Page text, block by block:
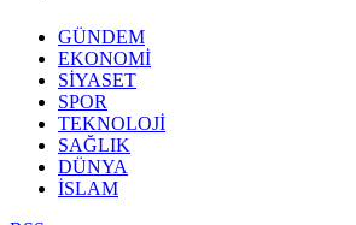
GÜNDEM
EKONOMİ
SİYASET
SPOR
TEKNOLOJİ
SAĞLIK
DÜNYA
İSLAM